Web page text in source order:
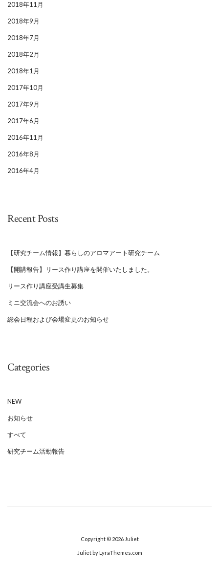
2018年11月
2018年9月
2018年7月
2018年2月
2018年1月
2017年10月
2017年9月
2017年6月
2016年11月
2016年8月
2016年4月
Recent Posts
【研究チーム情報】暮らしのアロマアート研究チーム
【開講報告】リース作り講座を開催いたしました。
リース作り講座受講生募集
ミニ交流会へのお誘い
総会日程および会場変更のお知らせ
Categories
NEW
お知らせ
すべて
研究チーム活動報告
Copyright © 2026 Juliet
Julietby LyraThemes.com